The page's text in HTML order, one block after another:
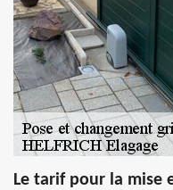
Le tarif pour la mise